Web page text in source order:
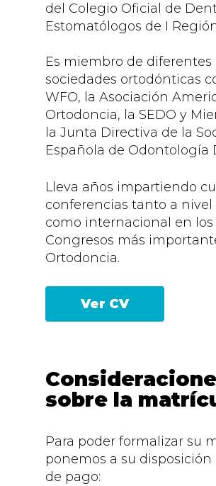
del Colegio Oficial de
Estomatólogos de I
Es miembro de diferentes
sociedades ortodónticas
WFO, la Asociación
Ortodoncia, la SEDO y
la Junta Directiva de la
Española de Odontología
Lleva años impartiendo
conferencias tanto a nivel
como internacional en los
Congresos más
Ortodoncia.
Ver CV
sobre la
Para poder formalizar su
ponemos a su disposición
de pago: